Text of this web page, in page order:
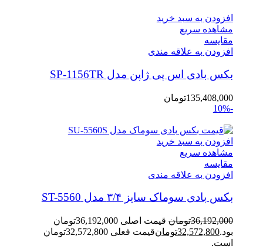
افزودن به سبد خرید
مشاهده سریع
مقایسه
افزودن به علاقه مندی
بکس بادی اس پی ژاپن مدل SP-1156TR
135,408,000تومان
-10%
افزودن به سبد خرید
مشاهده سریع
مقایسه
افزودن به علاقه مندی
بکس بادی سوماک سایز ۳/۴ مدل ST-5560
36,192,000تومان
قیمت اصلی 36,192,000تومان
بود.32,572,800تومان
قیمت فعلی 32,572,800تومان
است.